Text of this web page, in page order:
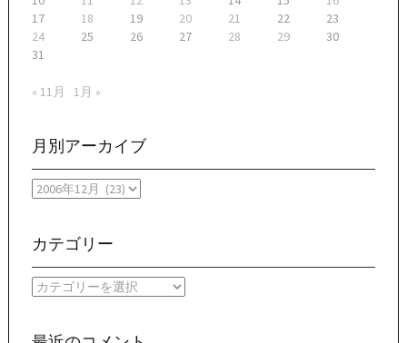
17
18 19 20 21 22
23
24
25 26 27 28 29
30
31
« 11月 1月 »
月別アーカイブ
月
ー
イ
ブ
カテゴリー
カ
リ